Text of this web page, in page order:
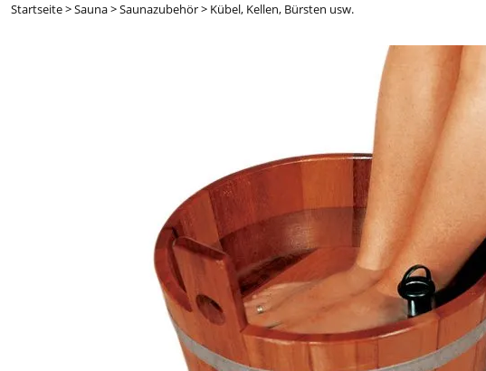
Startseite>Sauna>Saunazubehör> Kübel, Kellen, Bürsten usw.